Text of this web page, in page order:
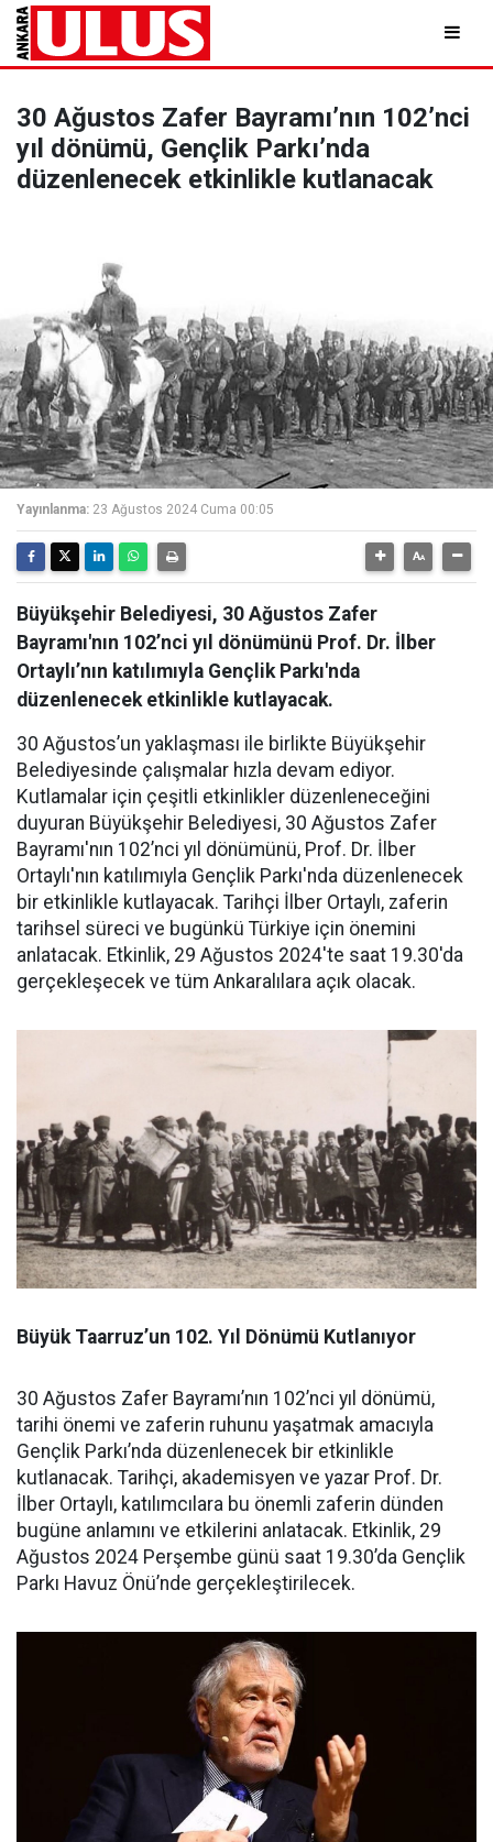
30 Ağustos Zafer Bayramı’nın 102’nci
yıl dönümü, Gençlik Parkı’nda
düzenlenecek etkinlikle kutlanacak
Yayınlanma: 23 Ağustos 2024 Cuma 00:05
Büyükşehir Belediyesi, 30 Ağustos Zafer
Bayramı'nın 102’nci yıl dönümünü Prof. Dr. İlber
Ortaylı’nın katılımıyla Gençlik Parkı'nda
düzenlenecek etkinlikle kutlayacak.
30 Ağustos’un yaklaşması ile birlikte Büyükşehir
Belediyesinde çalışmalar hızla devam ediyor.
Kutlamalar için çeşitli etkinlikler düzenleneceğini
duyuran Büyükşehir Belediyesi, 30 Ağustos Zafer
Bayramı'nın 102’nci yıl dönümünü, Prof. Dr. İlber
Ortaylı'nın katılımıyla Gençlik Parkı'nda düzenlenecek
bir etkinlikle kutlayacak. Tarihçi İlber Ortaylı, zaferin
tarihsel süreci ve bugünkü Türkiye için önemini
anlatacak. Etkinlik, 29 Ağustos 2024'te saat 19.30'da
gerçekleşecek ve tüm Ankaralılara açık olacak.
Büyük Taarruz’un 102. Yıl Dönümü Kutlanıyor
30 Ağustos Zafer Bayramı’nın 102’nci yıl dönümü,
tarihi önemi ve zaferin ruhunu yaşatmak amacıyla
Gençlik Parkı’nda düzenlenecek bir etkinlikle
kutlanacak. Tarihçi, akademisyen ve yazar Prof. Dr.
İlber Ortaylı, katılımcılara bu önemli zaferin dünden
bugüne anlamını ve etkilerini anlatacak. Etkinlik, 29
Ağustos 2024 Perşembe günü saat 19.30’da Gençlik
Parkı Havuz Önü’nde gerçekleştirilecek.